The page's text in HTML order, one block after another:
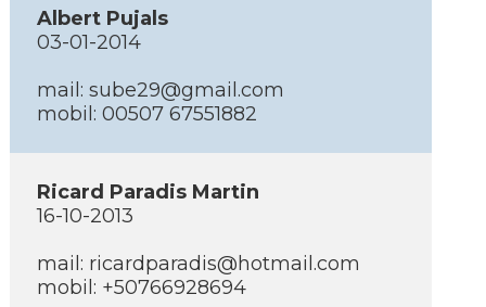
Albert Pujals
03-01-2014
mail: sube29@gmail.com
mobil: 00507 67551882
Ricard Paradis Martin
16-10-2013
mail: ricardparadis@hotmail.com
mobil: +50766928694